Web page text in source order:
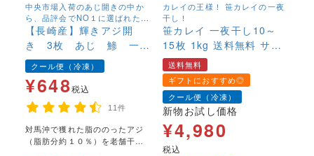
中央市場入荷のあじ開きの中か
ら、品評会でNO１に選ばれたア
ジの開きです。
【長崎産】輝きアジ開
き 3枚 あじ 鯵 一夜
干し 干物 冷凍
クール便（冷凍）
¥648税込
11件
対馬沖で獲れた脂ののったアジ
（脂肪分約１０％）を老舗干物
カレイの王様！ 笹カレイの一夜
干し！
笹カレイ 一夜干し10～
15枚 1kg 送料無料 ササ
カレイ かれい 干物
ひもの
送料無料
ギフトにおすすめ◎
クール便（冷凍）
新物お試し価格
¥4,980
税込